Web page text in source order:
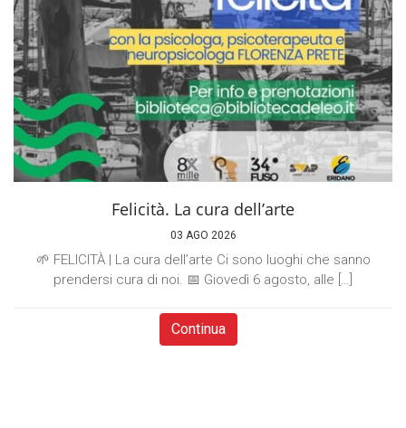
Felicità. La cura dell’arte
03 AGO 2026
🌱 FELICITÀ | La cura dell’arte Ci sono luoghi che sanno
prendersi cura di noi. 📅 Giovedì 6 agosto, alle […]
Continua